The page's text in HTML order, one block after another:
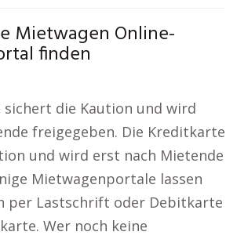
Mietwagen Online-
finden
die Kaution und wird
freigegeben. Die Kreditkarte
und wird erst nach Mietende
Mietwagenportale lassen
per Lastschrift oder Debitkarte
Wer noch keine